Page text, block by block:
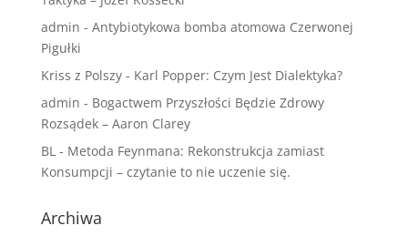
admin - Antybiotykowa bomba atomowa Czerwonej
Pigułki
Kriss z Polszy- Karl Popper: Czym Jest Dialektyka?
admin - Bogactwem Przyszłości Będzie Zdrowy
Rozsądek – Aaron Clarey
BL- Metoda Feynmana: Rekonstrukcja zamiast
Konsumpcji – czytanie to nie uczenie się.
Archiwa